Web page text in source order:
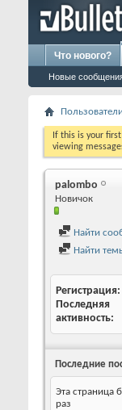
Что нового?
Новые
If this is your
viewing
palombo
Новичок
Найти
Найти
Регистрация
Последняя
активность
Последние
Эта страница
раз